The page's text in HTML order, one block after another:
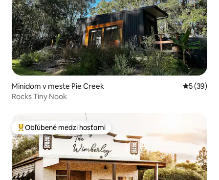
Minidom v meste Pie Creek
5 (39)
Rocks Tiny Nook
Najobľúbenejšie medzi hosťami
Obľúbené medzi hosťami